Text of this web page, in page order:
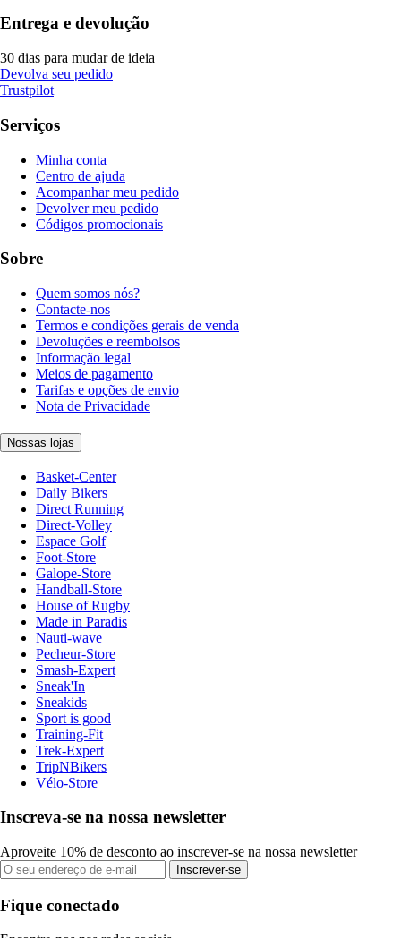
Entrega e devolução
30 dias para mudar de ideia
Devolva seu pedido
Trustpilot
Serviços
Minha conta
Centro de ajuda
Acompanhar meu pedido
Devolver meu pedido
Códigos promocionais
Sobre
Quem somos nós?
Contacte-nos
Termos e condições gerais de venda
Devoluções e reembolsos
Informação legal
Meios de pagamento
Tarifas e opções de envio
Nota de Privacidade
Nossas lojas
Basket-Center
Daily Bikers
Direct Running
Direct-Volley
Espace Golf
Foot-Store
Galope-Store
Handball-Store
House of Rugby
Made in Paradis
Nauti-wave
Pecheur-Store
Smash-Expert
Sneak'In
Sneakids
Sport is good
Training-Fit
Trek-Expert
TripNBikers
Vélo-Store
Inscreva-se na nossa newsletter
Aproveite 10% de desconto ao inscrever-se na nossa newsletter
Inscrever-se
Fique conectado